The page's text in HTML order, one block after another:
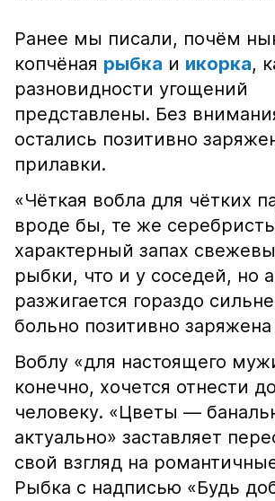
Ранее мы писали, почём
копчёная рыбка и икорка,
разновидности угощений
представлены. Без
остались позитивно
прилавки.
«Чёткая вобла для чётких
вроде бы, те же
характерный запах
рыбки, что и у соседей, но
разжигается гораздо
больно позитивно
Воблу «для настоящего
конечно, хочется отнести
человеку. «Цветы —
актуально» заставляет
свой взгляд на
Рыбка с надписью «Будь